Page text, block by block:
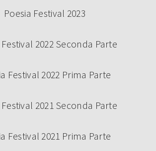
Poesia Festival 2023
Festival 2022 Seconda Parte
Festival 2022 Prima Parte
Festival 2021 Seconda Parte
Festival 2021 Prima Parte